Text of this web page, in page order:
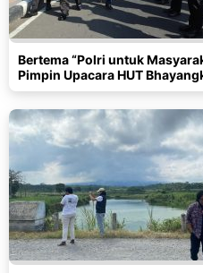
Bertema “Polri untuk
Pimpin Upacara HUT